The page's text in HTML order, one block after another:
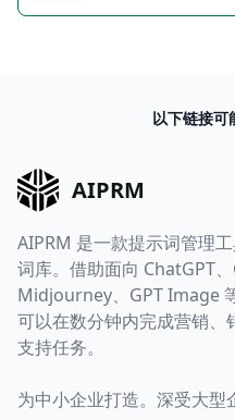
以下链接可
AIPRM
AIPRM 是一款提示词管理
词库。借助面向 ChatGPT
Midjourney、GPT Image
可以在数分钟内完成营销、
支持任务。
为中小企业打造。深受大型